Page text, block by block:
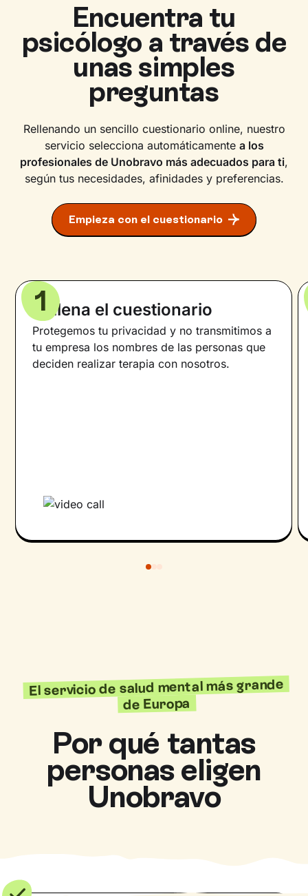
Encuentra tu
psicólogo a través de
unas simples
preguntas
Rellenando un sencillo cuestionario online, nuestro
servicio selecciona automáticamente a los
profesionales de Unobravo más adecuados para ti,
según tus necesidades, afinidades y preferencias.
Empieza con el cuestionario
Rellena el cuestionario
Protegemos tu privacidad y no transmitimos a
tu empresa los nombres de las personas que
deciden realizar terapia con nosotros.
1
El servicio de salud mental más grande
de Europa
Por qué tantas
personas eligen
Unobravo